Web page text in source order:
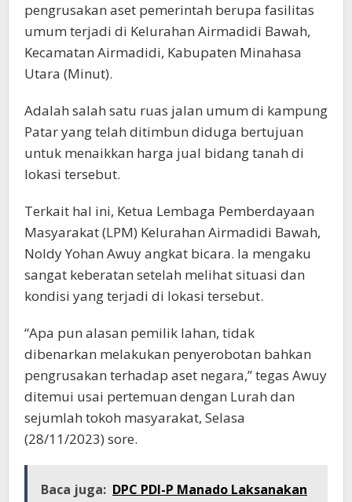
pengrusakan aset pemerintah berupa fasilitas
umum terjadi di Kelurahan Airmadidi Bawah,
Kecamatan Airmadidi, Kabupaten Minahasa
Utara (Minut).
Adalah salah satu ruas jalan umum di kampung
Patar yang telah ditimbun diduga bertujuan
untuk menaikkan harga jual bidang tanah di
lokasi tersebut.
Terkait hal ini, Ketua Lembaga Pemberdayaan
Masyarakat (LPM) Kelurahan Airmadidi Bawah,
Noldy Yohan Awuy angkat bicara. Ia mengaku
sangat keberatan setelah melihat situasi dan
kondisi yang terjadi di lokasi tersebut.
“Apa pun alasan pemilik lahan, tidak
dibenarkan melakukan penyerobotan bahkan
pengrusakan terhadap aset negara,” tegas Awuy
ditemui usai pertemuan dengan Lurah dan
sejumlah tokoh masyarakat, Selasa
(28/11/2023) sore.
Baca juga: DPC PDI-P Manado Laksanakan